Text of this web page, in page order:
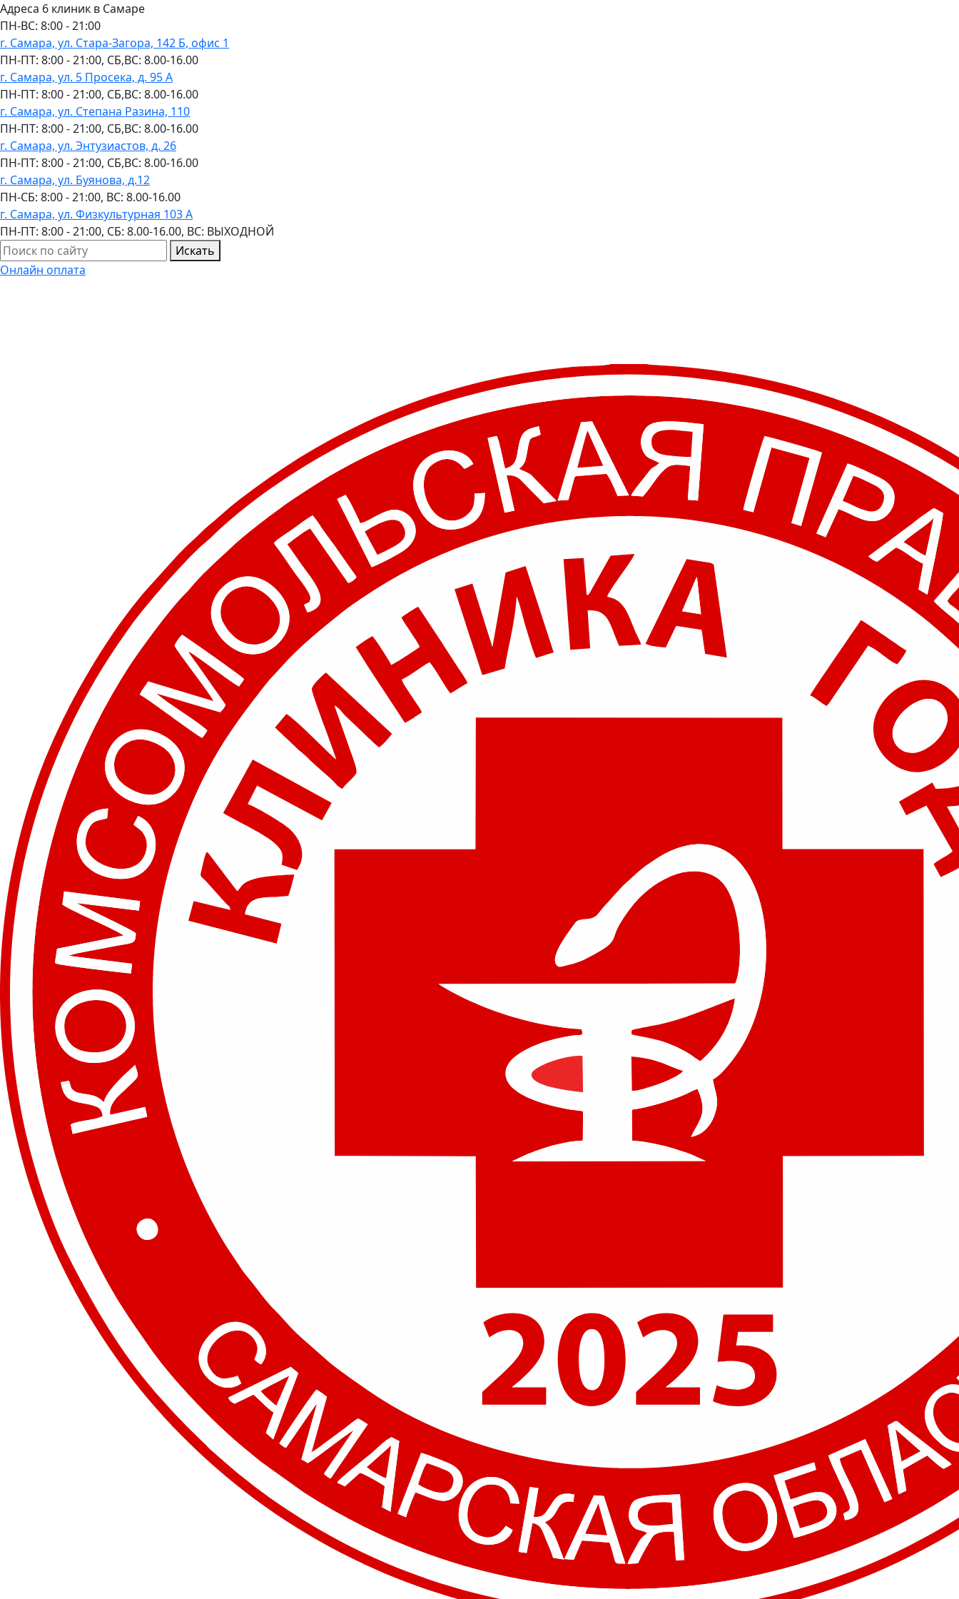
Адреса 6 клиник в Самаре
ПН-ВC: 8:00 - 21:00
г. Самара, ул. Стара-Загора, 142 Б, офис 1
ПН-ПТ: 8:00 - 21:00, СБ,ВС: 8.00-16.00
г. Самара, ул. 5 Просека, д. 95 А
ПН-ПТ: 8:00 - 21:00, СБ,ВС: 8.00-16.00
г. Самара, ул. Степана Разина, 110
ПН-ПТ: 8:00 - 21:00, СБ,ВС: 8.00-16.00
г. Самара, ул. Энтузиастов, д. 26
ПН-ПТ: 8:00 - 21:00, СБ,ВС: 8.00-16.00
г. Самара, ул. Буянова, д.12
ПН-СБ: 8:00 - 21:00, ВС: 8.00-16.00
г. Самара, ул. Физкультурная 103 А
ПН-ПТ: 8:00 - 21:00, СБ: 8.00-16.00, ВС: ВЫХОДНОЙ
Искать
Онлайн оплата